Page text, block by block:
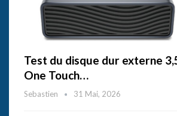
Test du disque dur externe
One Touch…
Sebastien 31 Mai, 2026